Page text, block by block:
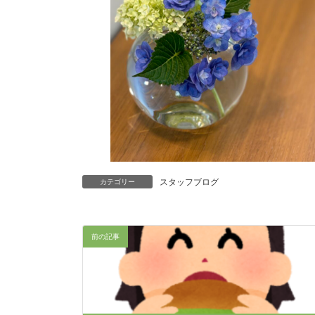
カテゴリー スタッフブログ
前の記事